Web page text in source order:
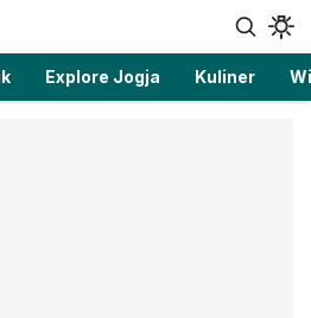
dan Terkini
Explore Jogja Kuliner